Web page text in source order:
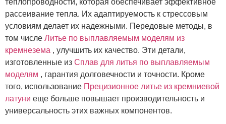
рассеивание тепла. Их адаптируемость к стрессовым
условиям делает их надежными. Передовые методы, в
том числе Литье по выплавляемым моделям из
кремнезема , улучшить их качество. Эти детали,
изготовленные из Сплав для литья по выплавляемым
моделям , гарантия долговечности и точности. Кроме
того, использование Прецизионное литье из кремниевой
латуни еще больше повышает производительность и
универсальность этих важных компонентов.